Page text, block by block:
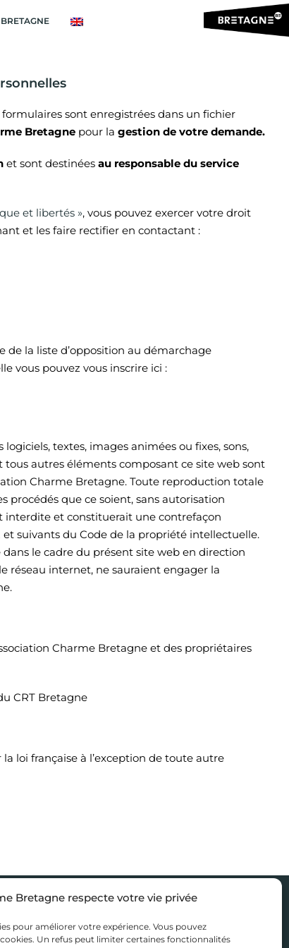
Bretagne respecte votre vie privée
pour améliorer votre expérience. Vous pouvez
Un refus peut limiter certaines fonctionnalités
sont enregistrées dans un fichier
Bretagne pour la gestion de votre demande.
et sont destinées au responsable du service
et libertés », vous pouvez exercer votre droit
et les faire rectifier en contactant :
de la liste d’opposition au démarchage
vous pouvez vous inscrire ici :
textes, images animées ou fixes, sons,
tous autres éléments composant ce site web sont
Charme Bretagne. Toute reproduction totale
procédés que ce soient, sans autorisation
interdite et constituerait une contrefaçon
et suivants du Code de la propriété intellectuelle.
le cadre du présent site web en direction
réseau internet, ne sauraient engager la
Charme Bretagne et des propriétaires
CRT Bretagne
la loi française à l’exception de toute autre
Nous rejoindre
Accès propriétaire